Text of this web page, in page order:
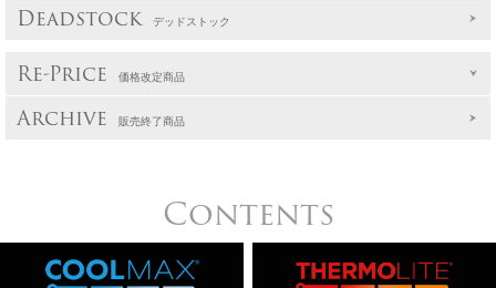
Deadstock デッドストック
Re-Price 価格改定商品
Archive 販売終了商品
Contents